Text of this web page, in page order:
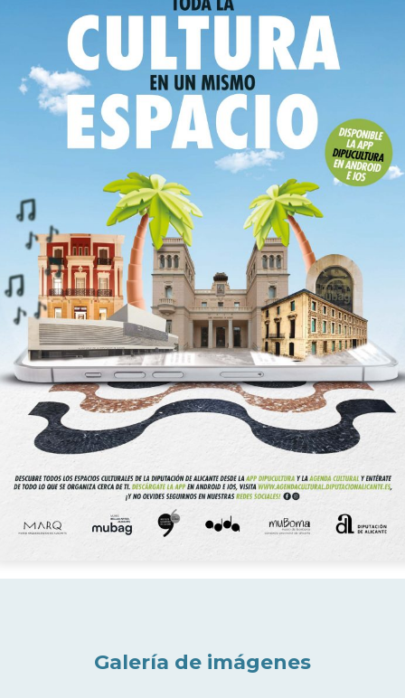
Galería de imágenes